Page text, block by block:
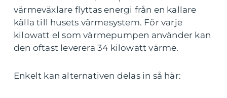
värmeväxlare flyttas energi från en kallare
källa till husets värmesystem. För varje
kilowatt el som värmepumpen använder kan
den oftast leverera 34 kilowatt värme.
Enkelt kan alternativen delas in så här: